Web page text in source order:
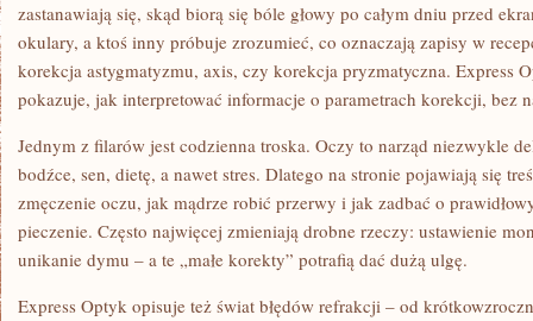
zastanawiają się, skąd biorą się bóle głowy po całym dniu przed
okulary, a ktoś inny próbuje zrozumieć, co oznaczają zapisy w
korekcja astygmatyzmu, axis, czy korekcja pryzmatyczna. Express
pokazuje, jak interpretować informacje o parametrach korekcji, bez
Jednym z filarów jest codzienna troska. Oczy to narząd niezwykle
bodźce, sen, dietę, a nawet stres. Dlatego na stronie pojawiają się
zmęczenie oczu, jak mądrze robić przerwy i jak zadbać o
pieczenie. Często najwięcej zmieniają drobne rzeczy: ustawienie
unikanie dymu – a te „małe korekty” potrafią dać dużą ulgę.
Express Optyk opisuje też świat błędów refrakcji – od